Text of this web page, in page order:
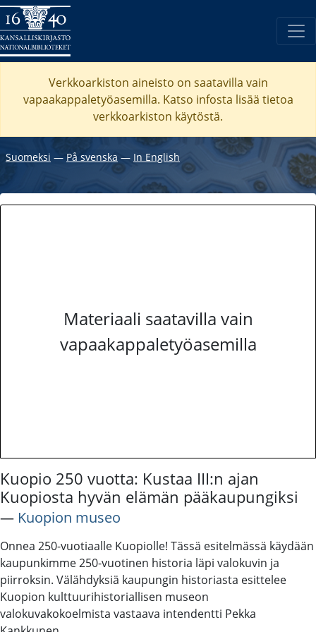
Verkkoarkiston aineisto on saatavilla vain
vapaakappaletyöasemilla. Katso infosta lisää tietoa
verkkoarkiston käytöstä.
Suomeksi ― På svenska ― In English
Materiaali saatavilla vain
vapaakappaletyöasemilla
Kuopio 250 vuotta: Kustaa III:n ajan
Kuopiosta hyvän elämän pääkaupungiksi
― Kuopion museo
Onnea 250-vuotiaalle Kuopiolle! Tässä esitelmässä käydään
kaupunkimme 250-vuotinen historia läpi valokuvin ja
piirroksin. Välähdyksiä kaupungin historiasta esittelee
Kuopion kulttuurihistoriallisen museon
valokuvakokoelmista vastaava intendentti Pekka